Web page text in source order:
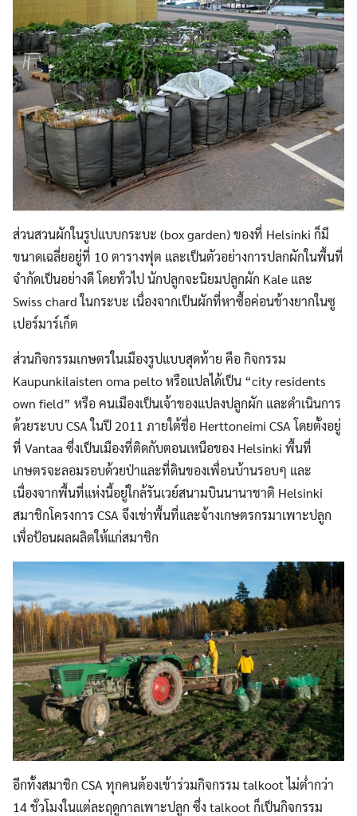
ส่วนสวนผักในรูปแบบกระบะ (box garden) ของที่ Helsinki ก็มี
ขนาดเฉลี่ยอยู่ที่ 10 ตารางฟุต และเป็นตัวอย่างการปลกผักในพื้นที่
จำกัดเป็นอย่างดี โดยทั่วไป นักปลูกจะนิยมปลูกผัก Kale และ
Swiss chard ในกระบะ เนื่องจากเป็นผักที่หาซื้อค่อนข้างยากในซู
เปอร์มาร์เก็ต
ส่วนกิจกรรมเกษตรในเมืองรูปแบบสุดท้าย คือ กิจกรรม
Kaupunkilaisten oma pelto หรือแปลได้เป็น “city residents
own field” หรือ คนเมืองเป็นเจ้าของแปลงปลูกผัก และดำเนินการ
ด้วยระบบ CSA ในปี 2011 ภายใต้ชื่อ Herttoneimi CSA โดยตั้งอยู่
ที่ Vantaa ซึ่งเป็นเมืองที่ติดกับตอนเหนือของ Helsinki พื้นที่
เกษตรจะลอมรอบด้วยป่าและที่ดินของเพื่อนบ้านรอบๆ และ
เนื่องจากพื้นที่แห่งนี้อยู่ใกล้รันเวย์สนามบินนานาชาติ Helsinki
สมาชิกโครงการ CSA จึงเช่าพื้นที่และจ้างเกษตรกรมาเพาะปลูก
เพื่อป้อนผลผลิตให้แก่สมาชิก
อีกทั้งสมาชิก CSA ทุกคนต้องเข้าร่วมกิจกรรม talkoot ไม่ต่ำกว่า
14 ชั่วโมงในแต่ละฤดูกาลเพาะปลูก ซึ่ง talkoot ก็เป็นกิจกรรม